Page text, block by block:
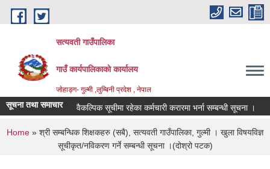
Skip to main content
सत्यवती गाउँपालिका
गाउँ कार्यपालिकाकाे कार्यालय
जाेहाङ्ग- गुल्मी ,लुम्बिनी प्रदेश , नेपाल
सूचना तथा समाचारवैकल्पिक सूचीमा रहेका कर्मचारी करारमा भर्ना सम्बन्धी सूचना ।
You are here
Home » श्री सम्बन्धिक शिक्षकहरु (सबै), सत्यवती गाउँपालिका, गुल्मी । खुला विषयविज्ञ
सूचीकृत/नविकरण गर्ने सम्बन्धी सूचना ।(दोश्रो पटक)